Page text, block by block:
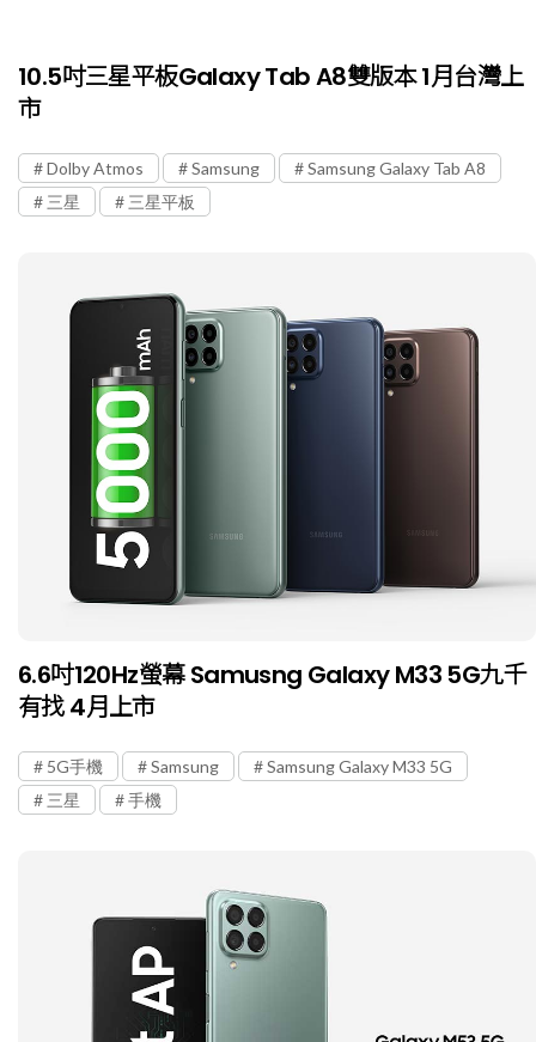
10.5吋三星平板Galaxy Tab A8雙版本 1月台灣上
市
Dolby Atmos Samsung
Samsung Galaxy Tab A8
三星
三星平板
6.6吋120Hz螢幕 Samusng Galaxy M33 5G九千
有找 4月上市
5G手機 Samsung
Samsung Galaxy M33 5G
三星
手機